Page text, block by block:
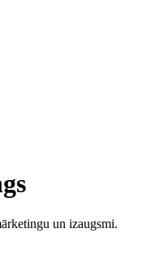
un izaugsmi.